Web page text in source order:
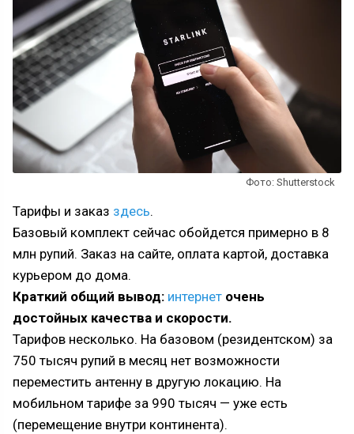
Фото: Shutterstock
Тарифы и заказ здесь.
Базовый комплект сейчас обойдется примерно в 8
млн рупий. Заказ на сайте, оплата картой, доставка
курьером до дома.
Краткий общий вывод: интернет очень
достойных качества и скорости.
Тарифов несколько. На базовом (резидентском) за
750 тысяч рупий в месяц нет возможности
переместить антенну в другую локацию. На
мобильном тарифе за 990 тысяч — уже есть
(перемещение внутри континента).